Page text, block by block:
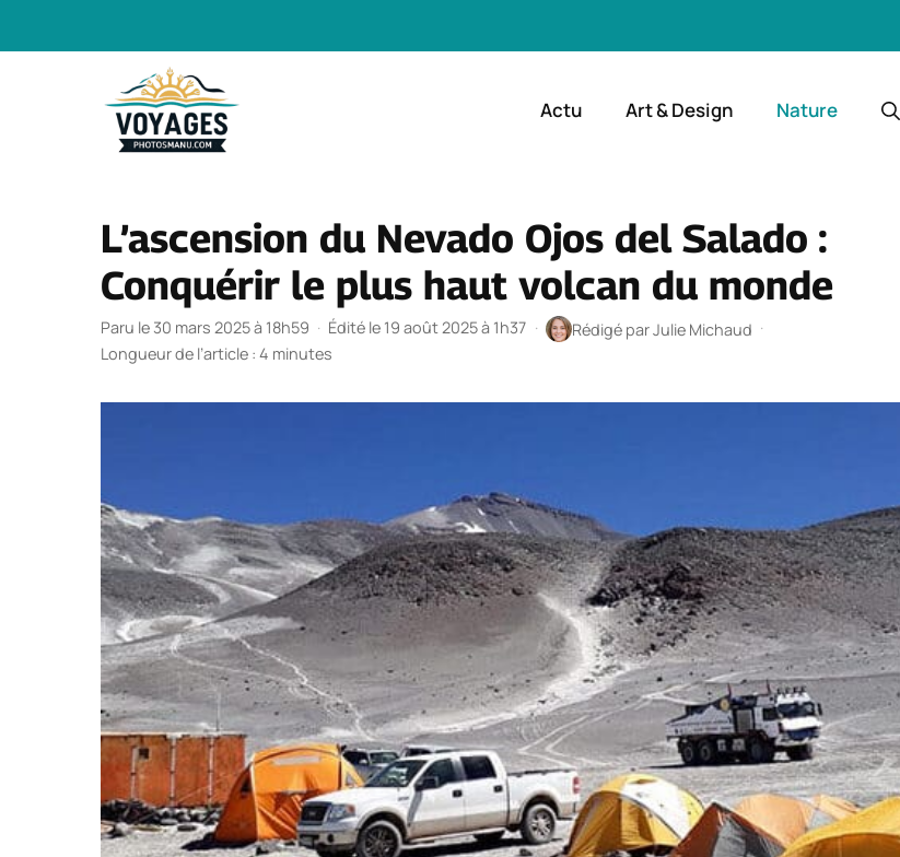
Actu Art & Design Nature
L’ascension du Nevado Ojos del Salado :
Conquérir le plus haut volcan du monde
Paru le 30 mars 2025 à 18h59 · Édité le 19 août 2025 à 1h37 · Rédigé parJulie Michaud ·
Longueur de l’article : 4 minutes